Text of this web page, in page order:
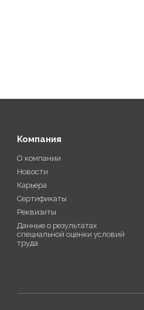
Компания
О компании
Новости
Карьера
Сертификаты
Реквизиты
Данные о результатах
специальной оценки условий
труда